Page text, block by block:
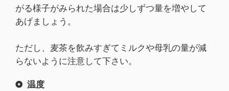
がる様子がみられた場合は少しずつ量を増やして
あげましょう。
ただし、麦茶を飲みすぎてミルクや母乳の量が減
らないように注意して下さい。
温度